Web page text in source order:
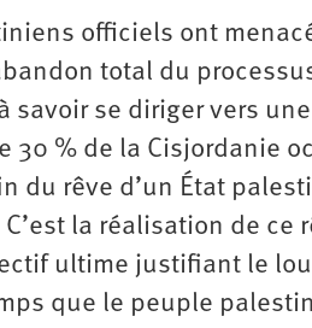
officiels ont
total du
savoir se diriger vers
30 % de la Cisjordanie
du rêve d’un État
la réalisation de
ultime justifiant le
que le peuple